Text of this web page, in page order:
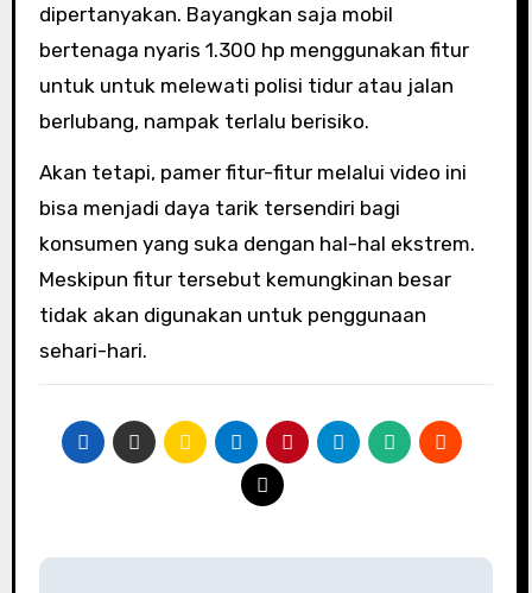
dipertanyakan. Bayangkan saja mobil
bertenaga nyaris 1.300 hp menggunakan fitur
untuk untuk melewati polisi tidur atau jalan
berlubang, nampak terlalu berisiko.
Akan tetapi, pamer fitur-fitur melalui video ini
bisa menjadi daya tarik tersendiri bagi
konsumen yang suka dengan hal-hal ekstrem.
Meskipun fitur tersebut kemungkinan besar
tidak akan digunakan untuk penggunaan
sehari-hari.